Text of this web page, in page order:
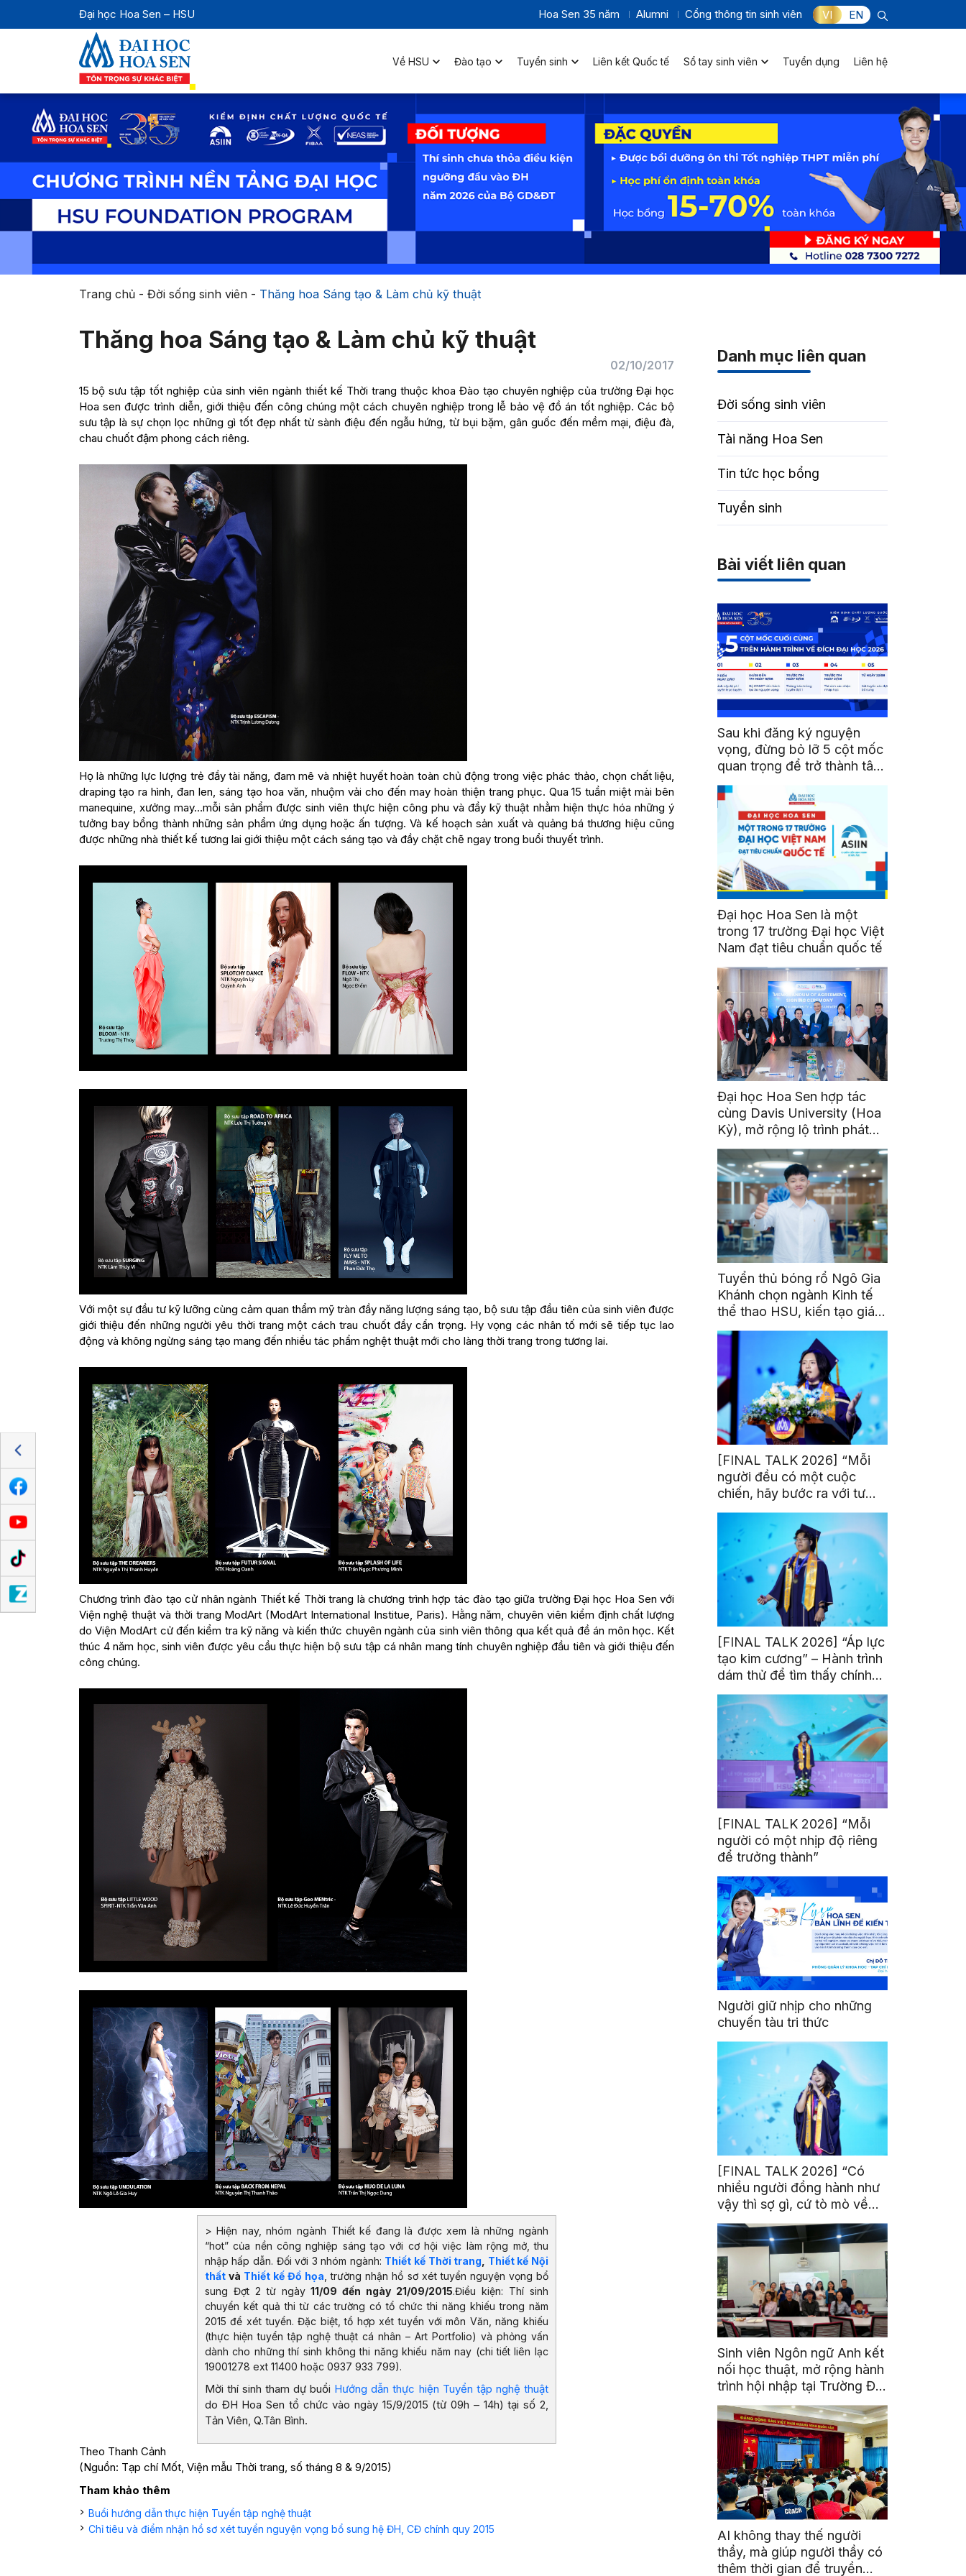
Đại học Hoa Sen – HSU Hoa Sen 35 năm Alumni Cổng thông tin sinh viên VI EN
Về HSU Đào tạo Tuyển sinh Liên kết Quốc tế Sổ tay sinh viên Tuyển dụng Liên hệ
Trang chủ- Đời sống sinh viên- Thăng hoa Sáng tạo & Làm chủ kỹ thuật
Thăng hoa Sáng tạo & Làm chủ kỹ thuật
02/10/2017
15 bộ sưu tập tốt nghiệp của sinh viên ngành thiết kế Thời trang thuộc khoa Đào tạo chuyên nghiệp của trường Đại học
Hoa sen được trình diễn, giới thiệu đến công chúng một cách chuyên nghiệp trong lễ bảo vệ đồ án tốt nghiệp. Các bộ
sưu tập là sự chọn lọc những gì tốt đẹp nhất từ sành điệu đến ngẫu hứng, từ bụi bặm, gân guốc đến mềm mại, điệu đà,
chau chuốt đậm phong cách riêng.
Họ là những lực lượng trẻ đầy tài năng, đam mê và nhiệt huyết hoàn toàn chủ động trong việc phác thảo, chọn chất liệu,
draping tạo ra hình, đan len, sáng tạo hoa văn, nhuộm vải cho đến may hoàn thiện trang phục. Qua 15 tuần miệt mài bên
manequine, xưởng may…mỗi sản phẩm được sinh viên thực hiện công phu và đầy kỹ thuật nhằm hiện thực hóa những ý
tưởng bay bổng thành những sản phẩm ứng dụng hoặc ấn tượng. Và kế hoạch sản xuất và quảng bá thương hiệu cũng
được những nhà thiết kế tương lai giới thiệu một cách sáng tạo và đầy chặt chẽ ngay trong buổi thuyết trình.
Với một sự đầu tư kỹ lưỡng cùng cảm quan thẩm mỹ tràn đầy năng lượng sáng tạo, bộ sưu tập đầu tiên của sinh viên được
giới thiệu đến những người yêu thời trang một cách trau chuốt đầy cẩn trọng. Hy vọng các nhân tố mới sẽ tiếp tục lao
động và không ngừng sáng tạo mang đến nhiều tác phẩm nghệt thuật mới cho làng thời trang trong tương lai.
Chương trình đào tạo cử nhân ngành Thiết kế Thời trang là chương trình hợp tác đào tạo giữa trường Đại học Hoa Sen với
Viện nghệ thuật và thời trang ModArt (ModArt International Institue, Paris). Hằng năm, chuyên viên kiểm định chất lượng
do Viện ModArt cử đến kiểm tra kỹ năng và kiến thức chuyên ngành của sinh viên thông qua kết quả đề án môn học. Kết
thúc 4 năm học, sinh viên được yêu cầu thực hiện bộ sưu tập cá nhân mang tính chuyên nghiệp đầu tiên và giới thiệu đến
công chúng.
> Hiện nay, nhóm ngành Thiết kế đang là được xem là những ngành
“hot” của nền công nghiệp sáng tạo với cơ hội việc làm rộng mở, thu
nhập hấp dẫn. Đối với 3 nhóm ngành: Thiết kế Thời trang
Thiết kế Nội
thấtvà Thiết kế Đồ họa , trường nhận hồ sơ xét tuyển nguyện vọng bổ
sung Đợt 2 từ ngày11/09 đến ngày 21/09/2015.Điều kiện: Thí sinh
chuyển kết quả thi từ các trường có tổ chức thi năng khiếu trong năm
2015 để xét tuyển. Đặc biệt, tổ hợp xét tuyển với môn Văn, năng khiếu
(thực hiện tuyển tập nghệ thuật cá nhân – Art Portfolio) và phỏng vấn
dành cho những thí sinh không thi năng khiếu năm nay (chi tiết liên lạc
19001278 ext 11400 hoặc 0937 933 799).
Mời thí sinh tham dự buổi Hướng dẫn thực hiện Tuyển tập nghệ thuật
do ĐH Hoa Sen tổ chức vào ngày 15/9/2015 (từ 09h – 14h) tại số 2,
Tản Viên, Q.Tân Bình.
Theo Thanh Cảnh
(Nguồn: Tạp chí Mốt, Viện mẫu Thời trang, số tháng 8 & 9/2015)
Tham khảo thêm
Buổi hướng dẫn thực hiện Tuyển tập nghệ thuật
Chỉ tiêu và điểm nhận hồ sơ xét tuyển nguyện vọng bổ sung hệ ĐH, CĐ chính quy 2015
Danh mục liên quan
Đời sống sinh viên
Tài năng Hoa Sen
Tin tức học bổng
Tuyển sinh
Bài viết liên quan
Sau khi đăng ký nguyện
vọng, đừng bỏ lỡ 5 cột mốc
quan trọng để trở thành tân
sinh viên HSU
Đại học Hoa Sen là một
trong 17 trường Đại học Việt
Nam đạt tiêu chuẩn quốc tế
Đại học Hoa Sen hợp tác
cùng Davis University (Hoa
Kỳ), mở rộng lộ trình phát
triển toàn cầu cho sinh viên
Tuyển thủ bóng rổ Ngô Gia
Khánh chọn ngành Kinh tế
thể thao HSU, kiến tạo giá
trị từ đam mê thể thao
[FINAL TALK 2026] “Mỗi
người đều có một cuộc
chiến, hãy bước ra với tư
thế của người chiến thắng”
[FINAL TALK 2026] “Áp lực
tạo kim cương” – Hành trình
dám thử để tìm thấy chính
mình
[FINAL TALK 2026] “Mỗi
người có một nhịp độ riêng
để trưởng thành”
Người giữ nhịp cho những
chuyến tàu tri thức
[FINAL TALK 2026] “Có
nhiều người đồng hành như
vậy thì sợ gì, cứ tò mò về
thế giới thôi”
Sinh viên Ngôn ngữ Anh kết
nối học thuật, mở rộng hành
trình hội nhập tại Trường Đại
học Quốc gia Malaysia
AI không thay thế người
thầy, mà giúp người thầy có
thêm thời gian để truyền